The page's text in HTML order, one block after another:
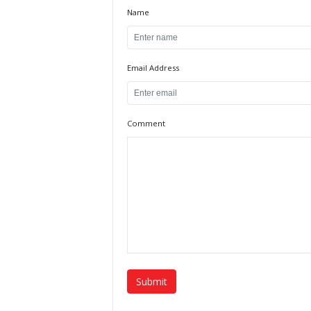
Name
Email Address
Comment